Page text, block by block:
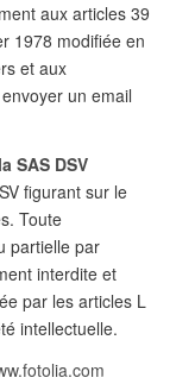
aux articles 39
1978 modifiée en
et aux
un email
SAS DSV
figurant sur le
Toute
partielle par
interdite et
par les articles L
intellectuelle.